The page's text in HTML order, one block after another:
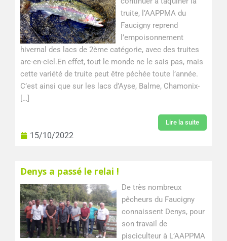
truite, l’AAPPMA du
Faucigny reprend
l’empoisonnement
hivernal des lacs de 2ème catégorie, avec des truites
arc-en-ciel.En effet, tout le monde ne le sais pas, mais
cette variété de truite peut être péchée toute l’année.
C’est ainsi que sur les lacs d’Ayse, Balme, Chamonix-
[…]
Lire la suite
15/10/2022
Denys a passé le relai !
De très nombreux
pêcheurs du Faucigny
connaissent Denys, pour
son travail de
pisciculteur à L’AAPPMA